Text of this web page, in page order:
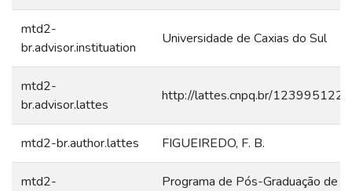
mtd2-
br.advisor.instituation
Universidade de Caxias do Sul
mtd2-
br.advisor.lattes
http://lattes.cnpq.br/
mtd2-br.author.lattes FIGUEIREDO, F. B.
mtd2-
Programa de Pós-Graduação de